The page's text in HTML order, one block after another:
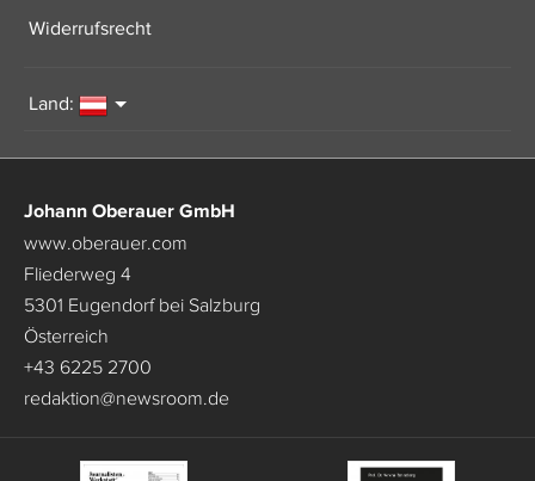
Widerrufsrecht
Land:
Johann Oberauer GmbH
www.oberauer.com
Fliederweg 4
5301 Eugendorf bei Salzburg
Österreich
+43 6225 2700
redaktion@newsroom.de